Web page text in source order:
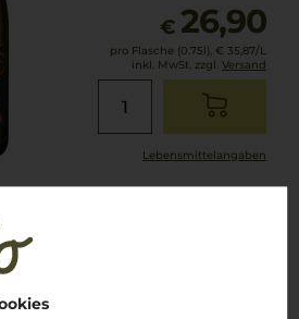
€ 26,90
pro Flasche (0.75l), € 35,87/L
inkl. MwSt. zzgl. Versand
Lebensmittel­angaben